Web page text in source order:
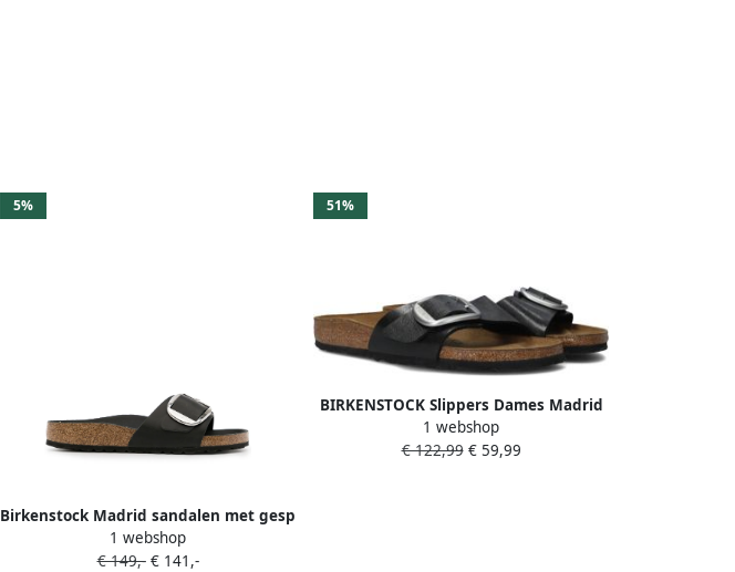
5%
Birkenstock Madrid sandalen met gesp
Zwart
1 webshop
€ 149,-€ 141,-
51%
BIRKENSTOCK Slippers Dames Madrid
Big Buckle Dames Maat: 39 Materiaal:
Leer Kleur: Zwart
1 webshop
€ 122,99€ 59,99